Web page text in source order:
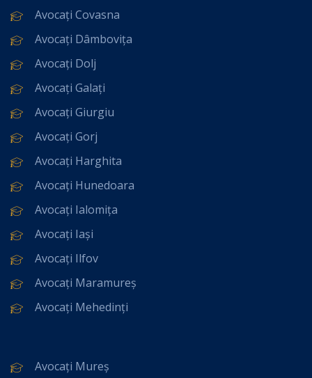
Avocați Covasna
Avocați Dâmbovița
Avocați Dolj
Avocați Galați
Avocați Giurgiu
Avocați Gorj
Avocați Harghita
Avocați Hunedoara
Avocați Ialomița
Avocați Iași
Avocați Ilfov
Avocați Maramureș
Avocați Mehedinți
Avocați Mureș